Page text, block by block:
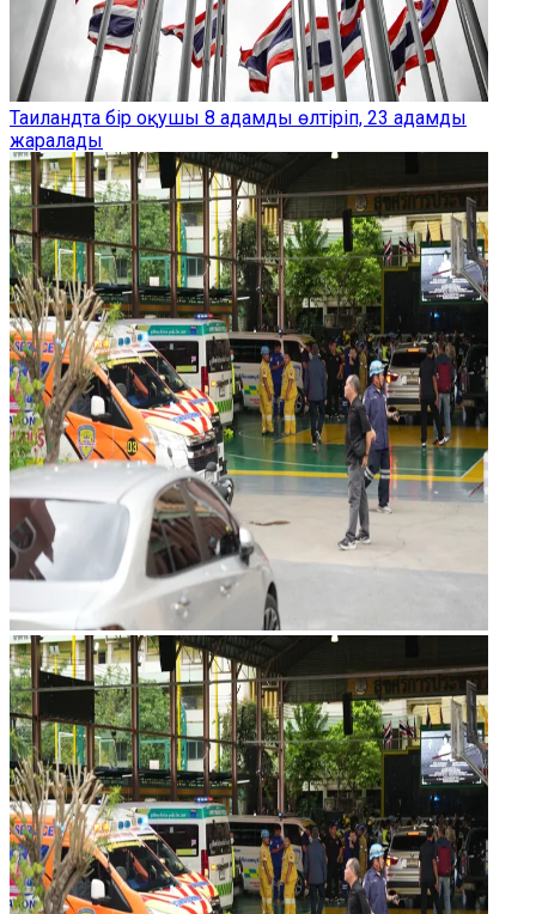
Таиландта бір оқушы 8 адамды өлтіріп, 23 адамды
жаралады